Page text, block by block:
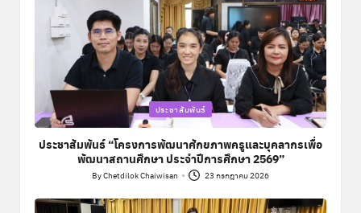
Posted
in
ประชาสัมพันธ์
ประชาสัมพันธ์ “โครงการพัฒนาศักยภาพครูและบุคลากรเพื่อ
พัฒนาสถานศึกษา ประจำปีการศึกษา 2569”
Posted
by
ByChetdilok Chaiwisan 23 กรกฎาคม 2026